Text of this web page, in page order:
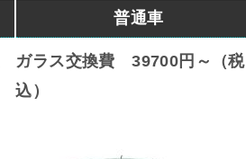
普通車
ガラス交換費 39700円～（税
込）